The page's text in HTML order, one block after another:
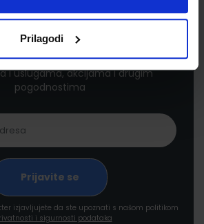
Prilagodi
prijava
bi primali informacije o novim
i uslugama, akcijama i drugim
pogodnostima
izjavljujete da ste upoznati s našom politikom
i sigurnosti podataka